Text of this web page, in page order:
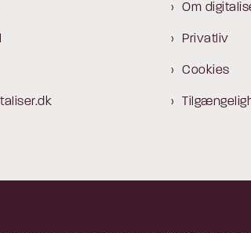
Om
Privatliv
Cookies